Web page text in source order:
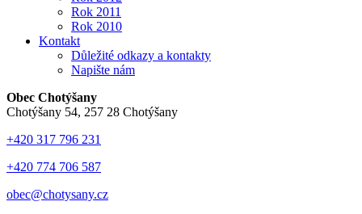
Rok 2011
Rok 2010
Kontakt
Důležité odkazy a kontakty
Napište nám
Obec Chotýšany
Chotýšany 54, 257 28 Chotýšany
+420 317 796 231
+420 774 706 587
obec@chotysany.cz